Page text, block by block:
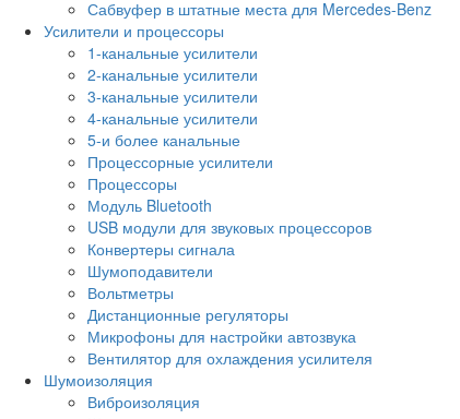
Сабвуфер в штатные места для Mercedes-Benz
Усилители и процессоры
1-канальные усилители
2-канальные усилители
3-канальные усилители
4-канальные усилители
5-и более канальные
Процессорные усилители
Процессоры
Модуль Bluetooth
USB модули для звуковых процессоров
Конвертеры сигнала
Шумоподавители
Вольтметры
Дистанционные регуляторы
Микрофоны для настройки автозвука
Вентилятор для охлаждения усилителя
Шумоизоляция
Виброизоляция